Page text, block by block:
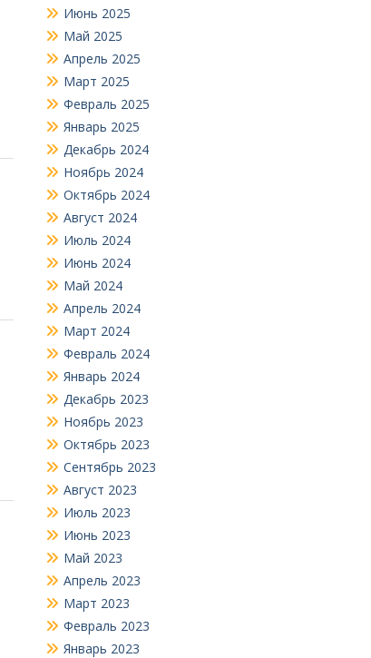
Июнь 2025
Май 2025
Апрель 2025
Март 2025
Февраль 2025
Январь 2025
Декабрь 2024
Ноябрь 2024
Октябрь 2024
Август 2024
Июль 2024
Июнь 2024
Май 2024
Апрель 2024
Март 2024
Февраль 2024
Январь 2024
Декабрь 2023
Ноябрь 2023
Октябрь 2023
Сентябрь 2023
Август 2023
Июль 2023
Июнь 2023
Май 2023
Апрель 2023
Март 2023
Февраль 2023
Январь 2023